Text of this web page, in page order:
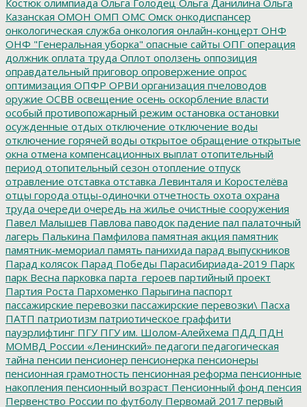
Казанская ОМОН ОМП ОМС Омск онкодиспансер
онкологическая служба онкология онлайн-концерт ОНФ
ОНФ "Генеральная уборка" опасные сайты ОПГ операция
должник оплата труда Оплот оползень оппозиция
оправдательный приговор опровержение опрос
оптимизация ОПФР ОРВИ организация пчеловодов
оружие ОСВВ освещение осень оскорбление власти
особый противопожарный режим остановка остановки
осужденные отдых отключение отключение воды
отключение горячей воды открытое обращение открытые
окна отмена компенсационных выплат отопительный
период отопительный сезон отопление отпуск
отравление отставка отставка Левинталя и Коростелёва
отцы города отцы-одиночки отчетность охота охрана
труда очереди очередь на жилье очистные сооружения
Павел Малышев Павлова паводок падение пал палаточный
лагерь Палькина Памфилова памятная акция памятник
памятник-мемориал память панихида парад выпускников
Парад колясок Парад Победы Парасибириада-2019 Парк
парк Весна парковка парта_героев партийный проект
Партия Роста Пархоменко Парыгина паспорт
пассажирские перевозки пассажирские перевозки\ Пасха
ПАТП патриотизм патриотическое граффити
пауэрлифтинг ПГУПГУ им. Шолом-Алейхема ПДД ПДН
МОМВД России «Ленинский» педагоги педагогическая
тайна пенсии пенсионер пенсионерка пенсионеры
пенсионная грамотность пенсионная реформа пенсионные
накопления пенсионный возраст Пенсионный фонд пенсия
Первенство России по футболу Первомай 2017 первый